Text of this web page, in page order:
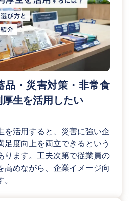
品・災害対策・非常食
生を活用したい
を活用すると、災害に強い企
足度向上を両立できるという
ります。工夫次第で従業員の
高めながら、企業イメージ向